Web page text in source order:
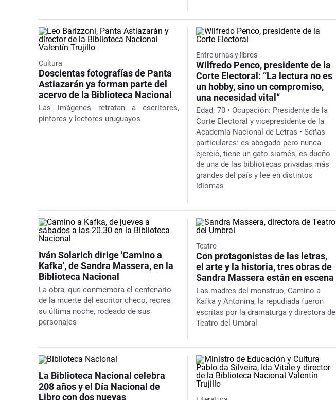
Cultura
Doscientas fotografías de Panta
Astiazarán ya forman parte del
acervo de la Biblioteca Nacional
Las imágenes retratan a escritores,
pintores y lectores uruguayos
Entre urnas y libros
Wilfredo Penco, presidente de la
Corte Electoral: “La lectura no es
un hobby, sino un compromiso,
una necesidad vital“
Edad: 70 • Ocupación: Presidente de la
Corte Electoral y vicepresidente de la
Academia Nacional de Letras • Señas
particulares:es abogado pero nunca
ejerció, tiene un gato siamés, es dueño
de una de las bibliotecas privadas más
grandes del país y lee en distintos
idiomas
Iván Solarich dirige 'Camino a
Kafka', de Sandra Massera, en la
Biblioteca Nacional
La obra, que conmemora el centenario
de la muerte del escritor checo, recrea
su última noche, rodeado de sus
personajes
Teatro
Con protagonistas de las letras,
el arte y la historia, tres obras de
Sandra Massera están en escena
Las madres del monstruo, Camino a
KafkayAntonina, la repudiadafueron
escritas por la dramaturga y directora de
Teatro del Umbral
La Biblioteca Nacional celebra
208 años y el Día Nacional de
Libro con dos nuevas